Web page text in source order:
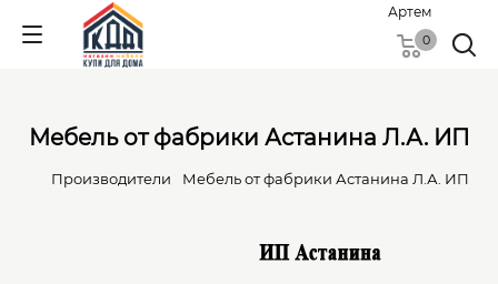
Артем
0
Мебель от фабрики Астанина Л.А. ИП
Производители Мебель от фабрики Астанина Л.А. ИП